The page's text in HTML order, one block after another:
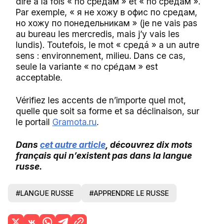
Par exemple, « я не хожу в офис по средам,
но хожу по понедельникам » (je ne vais pas
au bureau les mercredis, mais j’y vais les
lundis). Toutefois, le mot « средá » a un autre
sens : environnement, milieu. Dans ce cas,
seule la variante « по сре́дам » est
acceptable.
Vérifiez les accents de n’importe quel mot,
quelle que soit sa forme et sa déclinaison, sur
le portail Gramota.ru.
Danscet autre article, découvrez dix mots
français qui n’existent pas dans la langue
russe.
#LANGUE RUSSE #APPRENDRE LE RUSSE